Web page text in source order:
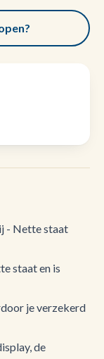
- Nette staat
staat en is
je verzekerd
de